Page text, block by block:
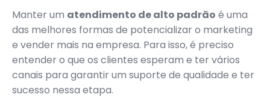
Manter um atendimento de alto padrão é uma
das melhores formas de potencializar o marketing
e vender mais na empresa. Para isso, é preciso
entender o que os clientes esperam e ter vários
canais para garantir um suporte de qualidade e ter
sucesso nessa etapa.